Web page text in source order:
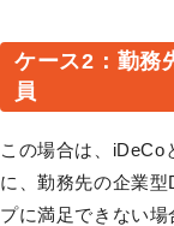
ケース2：勤務
員
この場合は、iDeCo
に、勤務先の企業
プに満足できない